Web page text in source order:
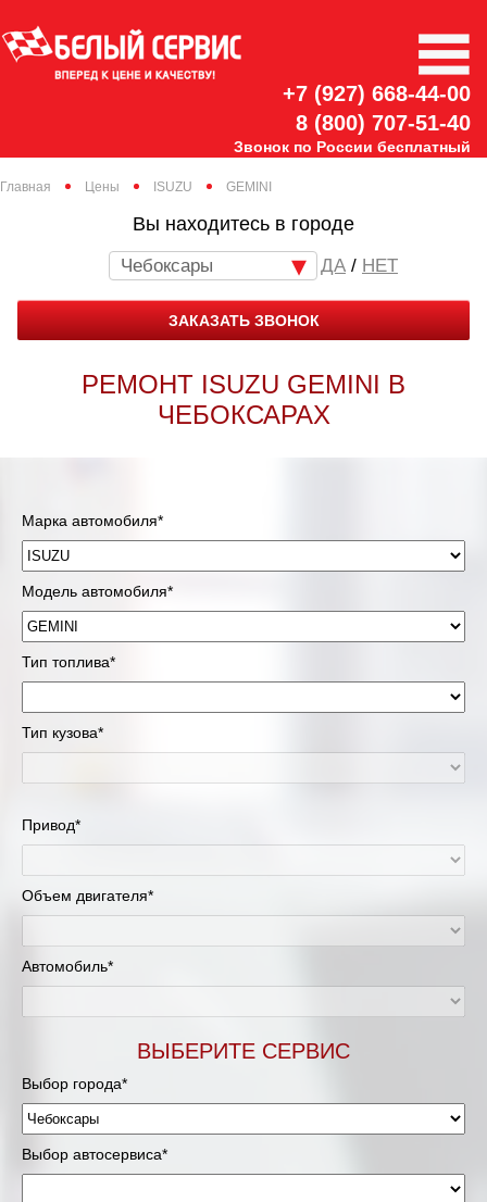
+7 (927) 668-44-00
8 (800) 707-51-40
Звонок по России бесплатный
Главная Цены ISUZU GEMINI
Вы находитесь в городе
Чебоксары / НЕТ
ЗАКАЗАТЬ ЗВОНОК
РЕМОНТ ISUZU GEMINI В
ЧЕБОКСАРАХ
Марка автомобиля*
Модель автомобиля*
Тип топлива*
Тип кузова*
Привод*
Объем двигателя*
Автомобиль*
ВЫБЕРИТЕ СЕРВИС
Выбор города*
Выбор автосервиса*